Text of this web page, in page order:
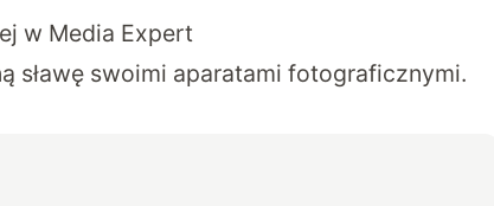
w Media Expert
sławę swoimi aparatami fotograficznymi.